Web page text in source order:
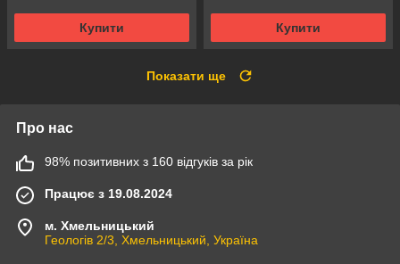
Купити Купити
Показати ще
Про нас
98% позитивних з 160 відгуків за рік
Працює з 19.08.2024
м. Хмельницький
Геологів 2/3, Хмельницький, Україна